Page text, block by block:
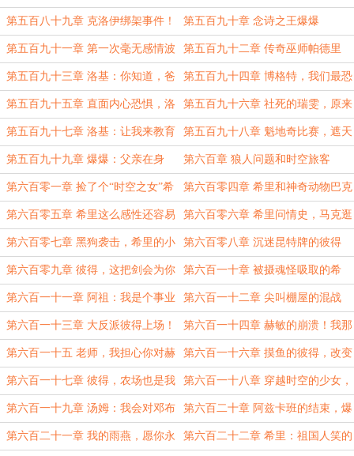
养？ 卢平
第五百八十九章 克洛伊绑架事件！
前进意味着什么？
第五百九十章 念诗之王爆爆
第五百九十一章 第一次毫无感情波
动的杀人
第五百九十二章 传奇巫师帕德里
克，谁在魔改我？
第五百九十三章 洛基：你知道，爸
爸，我一向不喜欢说谎
第五百九十四章 博格特，我们最恐
惧的东西是什么？
第五百九十五章 直面内心恐惧，洛
基被放逐！
第五百九十六章 社死的瑞雯，原来
她害怕有人抢夺父爱
第五百九十七章 洛基：让我来教育
一下救世主
第五百九十八章 魁地奇比赛，遮天
蔽日的摄魂怪
第五百九十九章 爆爆：父亲在身
边，快乐就会源源不断
第六百章 狼人问题和时空旅客
第六百零一章 捡了个“时空之女”希
里雅
第六百零四章 希里和神奇动物巴克
比克
第六百零五章 希里这么感性还容易
脸红，难道不是少女吗？！
第六百零六章 希里问情史，马克逛
酒吧？
第六百零七章 黑狗袭击，希里的小
心思
第六百零八章 沉迷昆特牌的彼得
第六百零九章 彼得，这把剑会为你
挥动！
第六百一十章 被摄魂怪吸取的希
里，温煦的光！
第六百一十一章 阿祖：我是个事业
心很重的男孩
第六百一十二章 尖叫棚屋的混战
第六百一十三章 大反派彼得上场！ 第六百一十四章 赫敏的崩溃！我那
么信任你！
第六百一十五 老师，我担心你对赫
敏图谋不轨
第六百一十六章 摸鱼的彼得，改变
结局的希里
第六百一十七章 彼得，农场也是我
的家园故国
第六百一十八章 穿越时空的少女，
原来不止是我！
第六百一十九章 汤姆：我会对邓布
利多出手的！
第六百二十章 阿兹卡班的结束，爆
爆和蔚的第一次
第六百二十一章 我的雨燕，愿你永 第六百二十二章 希里：祖国人笑的